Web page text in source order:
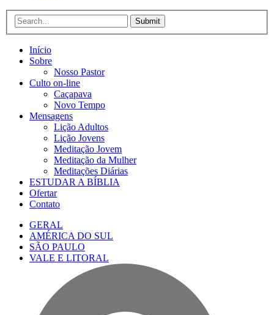
Submit
Início
Sobre
Nosso Pastor
Culto on-line
Caçapava
Novo Tempo
Mensagens
Lição Adultos
Lição Jovens
Meditação Jovem
Meditação da Mulher
Meditações Diárias
ESTUDAR A BÍBLIA
Ofertar
Contato
GERAL
AMÉRICA DO SUL
SÃO PAULO
VALE E LITORAL